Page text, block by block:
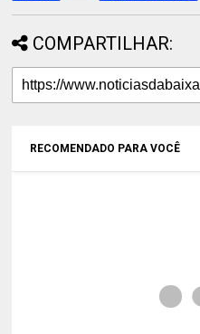
COMPARTILHAR:
RECOMENDADO PARA VOCÊ